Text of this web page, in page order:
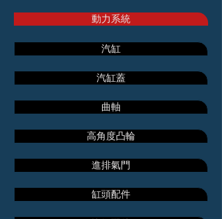
動力系統
汽缸
汽缸蓋
曲軸
高角度凸輪
進排氣門
缸頭配件